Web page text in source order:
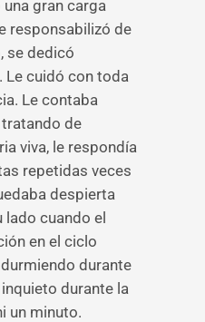
gran carga
responsabilizó de
se dedicó
Le cuidó con toda
Le contaba
de
viva, le respondía
repetidas veces
despierta
lado cuando el
en el ciclo
durante
durante la
un minuto.